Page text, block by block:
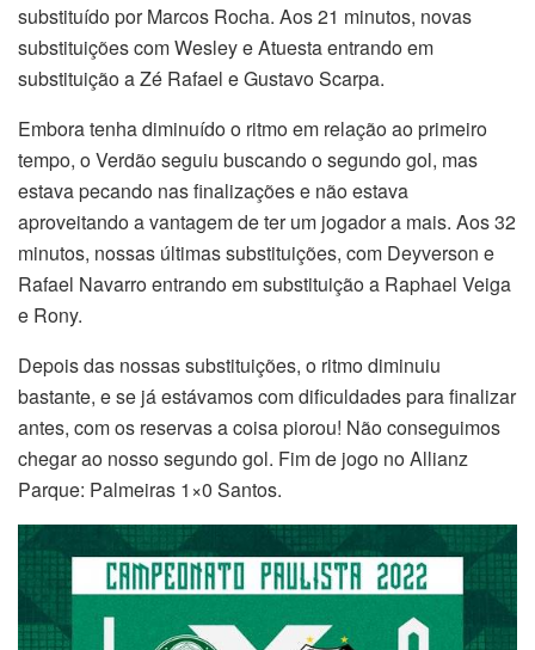
substituído por Marcos Rocha. Aos 21 minutos, novas
substituições com Wesley e Atuesta entrando em
substituição a Zé Rafael e Gustavo Scarpa.
Embora tenha diminuído o ritmo em relação ao primeiro
tempo, o Verdão seguiu buscando o segundo gol, mas
estava pecando nas finalizações e não estava
aproveitando a vantagem de ter um jogador a mais. Aos 32
minutos, nossas últimas substituições, com Deyverson e
Rafael Navarro entrando em substituição a Raphael Veiga
e Rony.
Depois das nossas substituições, o ritmo diminuiu
bastante, e se já estávamos com dificuldades para finalizar
antes, com os reservas a coisa piorou! Não conseguimos
chegar ao nosso segundo gol. Fim de jogo no Allianz
Parque: Palmeiras 1×0 Santos.